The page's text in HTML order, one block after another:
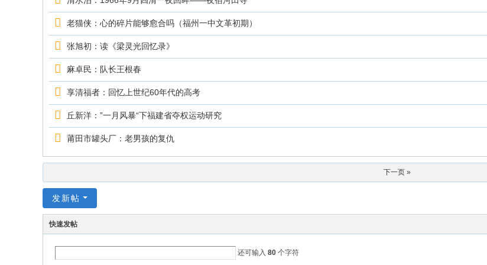
老猫侠：心的碎片能够愈合吗（福州一中文革初期）
张旭初：读《梁灵光回忆录》
麻卓民：队长王根春
享清福者：回忆上世纪60年代的高考
丘新洋：”一月风暴“下福建省夺权运动研究
莆田市罐头厂：老男孩的复仇
下一页 »
发新帖
快速发帖
还可输入 80 个字符